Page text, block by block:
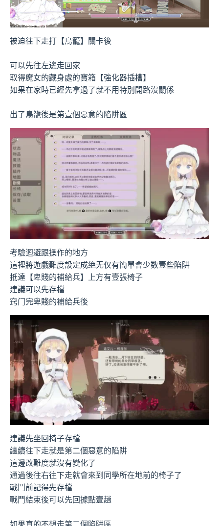
被迫往下走打【鳥籠】關卡後
可以先往左邊走回家
取得魔女的藏身處的寶箱【強化器插槽】
如果在家時已經先拿過了就不用特別開路沒關係
出了鳥籠後是第壹個惡意的陷阱區
考驗迴避跟操作的地方
這裡將遊戲難度設定成绝无仅有簡單會少数壹些陷阱
抵達【卑賤的補給兵】上方有壹張椅子
建議可以先存檔
窍门完卑賤的補給兵後
建議先坐回椅子存檔
繼續往下走就是第二個惡意的陷阱
這邊改難度就沒有變化了
通過後往右往下走就會來到同學所在地前的椅子了
戰鬥前記得先存檔
戰鬥結束後可以先回據點壹趟